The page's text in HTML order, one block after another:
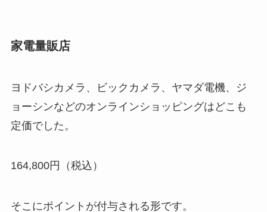
家電量販店
ヨドバシカメラ、ビックカメラ、ヤマダ電機、ジ
ョーシンなどのオンラインショッピングはどこも
定価でした。
164,800円（税込）
そこにポイントが付与される形です。